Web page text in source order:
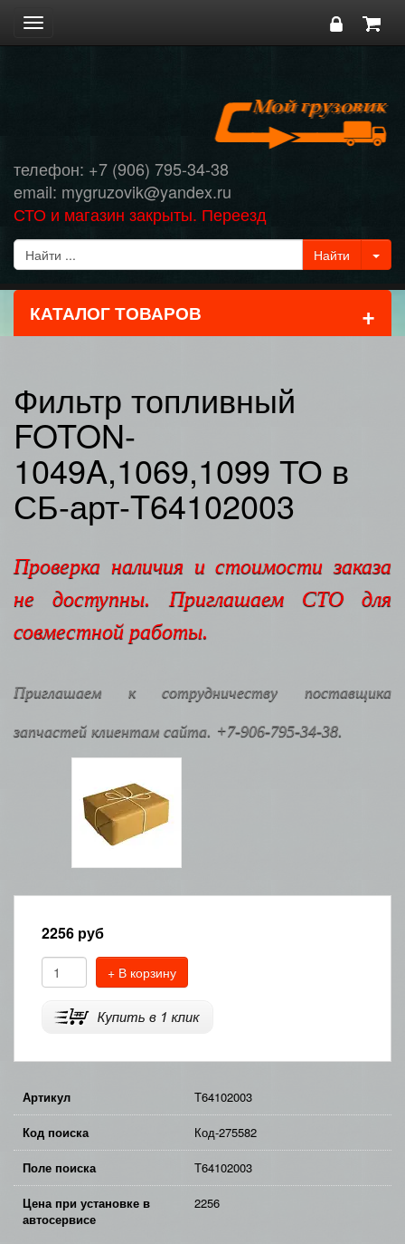
Toggle
navigation
телефон: +7 (906) 795-34-38
email: mygruzovik@yandex.ru
СТО и магазин закрыты. Переезд
КАТАЛОГ ТОВАРОВ +
Фильтр топливный
FOTON-
1049A,1069,1099 ТО в
СБ-арт-T64102003
Проверка наличия и стоимости заказа
не доступны. Приглашаем СТО для
совместной работы.
Приглашаем к сотрудничеству поставщика
запчастей клиентам сайта. +7-906-795-34-38.
2256 руб
+ В корзину
Артикул T64102003
Код поиска Код-275582
Поле поиска T64102003
Цена при установке в
автосервисе
2256